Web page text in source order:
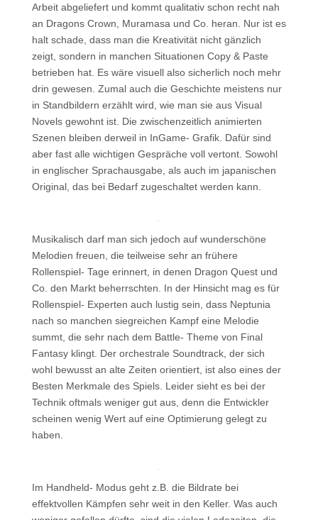
Arbeit abgeliefert und kommt qualitativ schon recht nah
an Dragons Crown, Muramasa und Co. heran. Nur ist es
halt schade, dass man die Kreativität nicht gänzlich
zeigt, sondern in manchen Situationen Copy & Paste
betrieben hat. Es wäre visuell also sicherlich noch mehr
drin gewesen. Zumal auch die Geschichte meistens nur
in Standbildern erzählt wird, wie man sie aus Visual
Novels gewohnt ist. Die zwischenzeitlich animierten
Szenen bleiben derweil in InGame- Grafik. Dafür sind
aber fast alle wichtigen Gespräche voll vertont. Sowohl
in englischer Sprachausgabe, als auch im japanischen
Original, das bei Bedarf zugeschaltet werden kann.
Musikalisch darf man sich jedoch auf wunderschöne
Melodien freuen, die teilweise sehr an frühere
Rollenspiel- Tage erinnert, in denen Dragon Quest und
Co. den Markt beherrschten. In der Hinsicht mag es für
Rollenspiel- Experten auch lustig sein, dass Neptunia
nach so manchen siegreichen Kampf eine Melodie
summt, die sehr nach dem Battle- Theme von Final
Fantasy klingt. Der orchestrale Soundtrack, der sich
wohl bewusst an alte Zeiten orientiert, ist also eines der
Besten Merkmale des Spiels. Leider sieht es bei der
Technik oftmals weniger gut aus, denn die Entwickler
scheinen wenig Wert auf eine Optimierung gelegt zu
haben.
Im Handheld- Modus geht z.B. die Bildrate bei
effektvollen Kämpfen sehr weit in den Keller. Was auch